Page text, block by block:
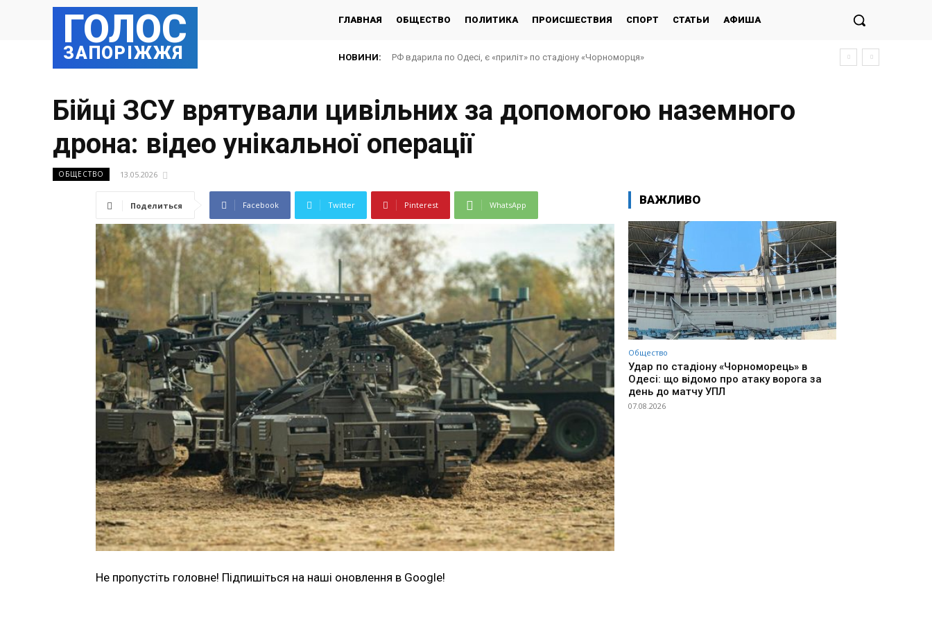
ГОЛОС
ЗАПОРІЖЖЯ
ГЛАВНАЯ ОБЩЕСТВО ПОЛИТИКА ПРОИСШЕСТВИЯ СПОРТ СТАТЬИ АФИША
НОВИНИ: РФ вдарила по Одесі, є «приліт» по стадіону «Чорноморця»
Бійці ЗСУ врятували цивільних за допомогою наземного
дрона: відео унікальної операції
ОБЩЕСТВО 13.05.2026
Поделиться Facebook Twitter Pinterest WhatsApp
Не пропустіть головне! Підпишіться на наші оновлення в Google!
ВАЖЛИВО
Общество
Удар по стадіону «Чорноморець» в
Одесі: що відомо про атаку ворога за
день до матчу УПЛ
07.08.2026